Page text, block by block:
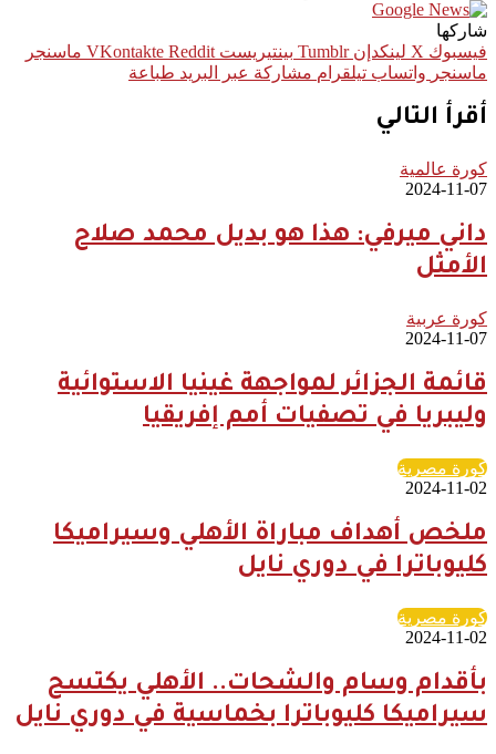
شاركها
فيسبوك ‫X لينكدإن بينتيريست
ماسنجر
ماسنجر واتساب تيلقرام مشاركة عبر البريد طباعة
أقرأ التالي
كورة عالمية
2024-11-07
داني ميرفي: هذا هو بديل محمد صلاح
الأمثل
كورة عربية
2024-11-07
قائمة الجزائر لمواجهة غينيا الاستوائية
وليبريا في تصفيات أمم إفريقيا
كورة مصرية
2024-11-02
ملخص أهداف مباراة الأهلي وسيراميكا
كليوباترا في دوري نايل
كورة مصرية
2024-11-02
بأقدام وسام والشحات.. الأهلي يكتسح
سيراميكا كليوباترا بخماسية في دوري نايل